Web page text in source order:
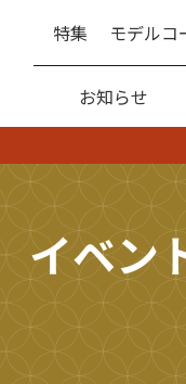
特集 モデルコ
お知らせ
イベン